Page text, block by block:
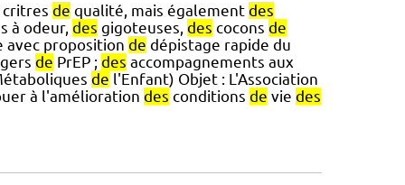
de qualité, mais également des
à odeur, des gigoteuses, des cocons de
proposition de dépistage rapide du
de PrEP ; des accompagnements aux
de l'Enfant) Objet : L'Association
à l'amélioration des conditions de vie des